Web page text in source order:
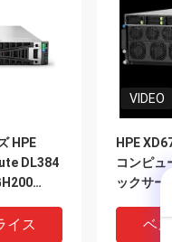
HPE
DL384
ート・ク
イス
VIDEO
HPE
コンピュ
ックサー
オン
Hopper
ベ